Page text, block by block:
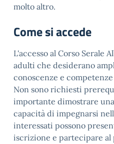
molto altro.
Come si accede
L'accesso al Corso Serale
adulti che desiderano
conoscenze e
Non sono richiesti
importante dimostrare
capacità di impegnarsi
interessati possono
iscrizione e partecipare al